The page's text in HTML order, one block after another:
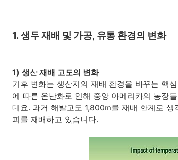
1. 생두 재배 및 가공, 유통 환경의 변화
1) 생산 재배 고도의 변화
기후 변화는 생산지의 재배 환경을 바꾸는 핵
에 따른 온난화로 인해 중앙 아메리카의 농장
데요. 과거 해발고도 1,800m를 재배 한계로
피를 재배하고 있습니다.